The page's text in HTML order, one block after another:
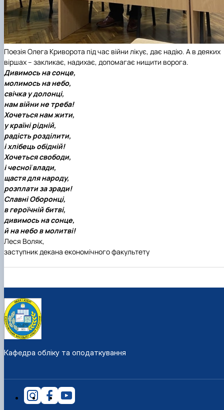
Поезія Олега Криворота під час війни лікує, дає надію. А в деяких
віршах – закликає, надихає, допомагає нищити ворога.
Дивимось на сонце,
молимось на небо,
свічка у долонці,
нам війни не треба!
Хочеться нам жити,
у країні рідній,
радість розділити,
і хлібець обідній!
Хочеться свободи,
і чесної влади,
щастя для народу,
розплати за зради!
Славні Оборонці,
в героїчній битві,
дивимось на сонце,
й на небо в молитві!
Леся Воляк,
заступник декана економічного факультету
Кафедра обліку та оподаткування